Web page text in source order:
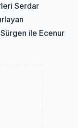
Serdar
ile Ecenur